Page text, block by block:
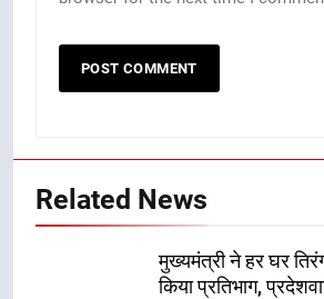
Related News
मुख्यमंत्री ने हर घर
किया प्रतिभाग,